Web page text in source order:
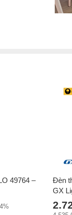
Đèn
49764 –
Đèn
GX